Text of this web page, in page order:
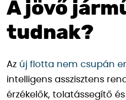
A jövő
tudnak?
Az új flotta nem csupán
intelligens asszisztens
érzékelők, tolatássegítő